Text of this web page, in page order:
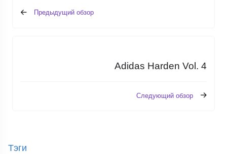
Предыдущий обзор
Adidas Harden Vol. 4
Следующий обзор
Тэги